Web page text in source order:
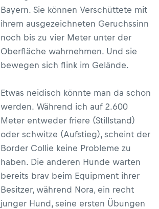
Bayern. Sie können Verschüttete mit
ihrem ausgezeichneten Geruchssinn
noch bis zu vier Meter unter der
Oberfläche wahrnehmen. Und sie
bewegen sich flink im Gelände.
Etwas neidisch könnte man da schon
werden. Während ich auf 2.600
Meter entweder friere (Stillstand)
oder schwitze (Aufstieg), scheint der
Border Collie keine Probleme zu
haben. Die anderen Hunde warten
bereits brav beim Equipment ihrer
Besitzer, während Nora, ein recht
junger Hund, seine ersten Übungen